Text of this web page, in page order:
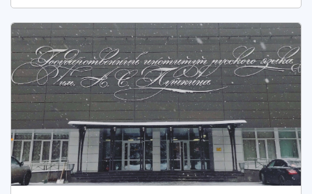
一周後副作用爆發，直接醫院LONG STAY，想不
到這趟回家顧家人顧不完XD其實這段時間不是沒
時間，是我真的沒心力完成我的論文了，我無法靜
下來好好的完成論文，整個碩三我都在思考休學，
這段時間意願最強。此時教育部發佈了公文，因為
疫情關係影響到研究的可以申請延到10月畢業，那
時候的我在延到10月跟休學之間抉擇，我還是選擇
了完成論文畢業，因為那時候我已經把論文寫到第
四章一半了，我真不想放棄…。雖然關聯性不大，
但因這段時間我大多都在醫院度過、長照中心休業
也是事實，於是我順利申請了，也幸好最後來得及
延畢，其實都可以順利畢業只差在有些很硬有些很
佛但很佛的教授不見得是好事，有時不怎麼盯論
文，在學術專業領域也無法給你相對應的幫助14.
畢業後就業出路？薪水真的比較好嗎？中央資管出
路，大多數都是去TSMC, micron, AUO當然！在
TSMC或其他製造業，碩士薪水就是比較高(能力
說不定還沒有學士的強
意： 一、建議「親自」拜訪教授取得同意
後，並自行以教授口吻撰擬推薦信，再請教授過目
與修改(因為教授通常都很忙，自己先撰擬應是一
種基本禮貌)並誠摯地向教授表示謝意。 二、
可事先釐清報考之該系所是否有參考推薦函，印象
中有些系所即使放了也不太看，節省時間與精力。
C.考試準備概要 建議有想同時準備研究所推
甄與考試的學弟妹們，如果學校課業安排上允許的
話，我個人認為可以在大三上時開始安排準備研究
所的計劃，包括四處詢問學校老師與學長姊們等過
來人的意見，以及參考補習班蒐集來的完整推甄與
都是這樣高度相似，考試時抽個題號回答。 雖然當
時的Olenjics在出發之前對於未來幾乎一無所知，
但本著初生之犢不畏虎的與新世界相遇的期待（事
實上也可以說是本性比較隨心所欲啦），一直到後
來，Olenjics才知道原來普院還真的挺有名，在其
專業領域的角色對應回中文就是開「專」元老
啦。 在整個過程申請人都非常非常需要極大的耐心
與細心，對方聯繫人很好工作很敬業，當你可能等
不及的時候就深呼吸，因為有些事也不是聯繫方單
方面能決定的。就將一切都當成你研究的一部分，
畢竟真正開學了也還有很多不同事情要做，最後能